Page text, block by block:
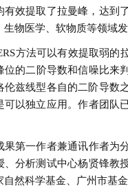
有效提取了拉曼峰，达到
生物医学、软物质等领域发
方法可以有效提取弱的拉
位的二阶导数和信噪比
伦兹线型各自的二阶导数
可以独立应用。作者团队
一作者兼通讯作者为分
、分析测试中心杨贤锋教
自然科学基金、广州市基